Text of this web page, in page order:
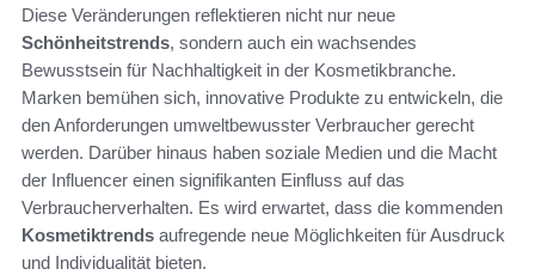
Diese Veränderungen reflektieren nicht nur neue
Schönheitstrends, sondern auch ein wachsendes
Bewusstsein für Nachhaltigkeit in der Kosmetikbranche.
Marken bemühen sich, innovative Produkte zu entwickeln, die
den Anforderungen umweltbewusster Verbraucher gerecht
werden. Darüber hinaus haben soziale Medien und die Macht
der Influencer einen signifikanten Einfluss auf das
Verbraucherverhalten. Es wird erwartet, dass die kommenden
Kosmetiktrends aufregende neue Möglichkeiten für Ausdruck
und Individualität bieten.